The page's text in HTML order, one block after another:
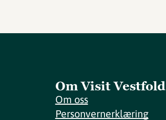
Om Visit Vestfold
Om oss
Personvernerklæring